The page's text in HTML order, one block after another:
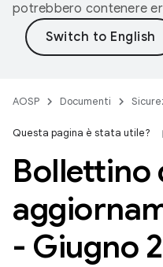
potrebbero contenere
AOSP Documenti
Questa pagina è stata utile?
Bollettino
- Giugno